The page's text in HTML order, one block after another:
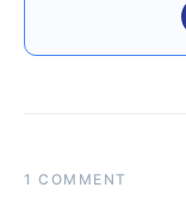
1 COMMENT